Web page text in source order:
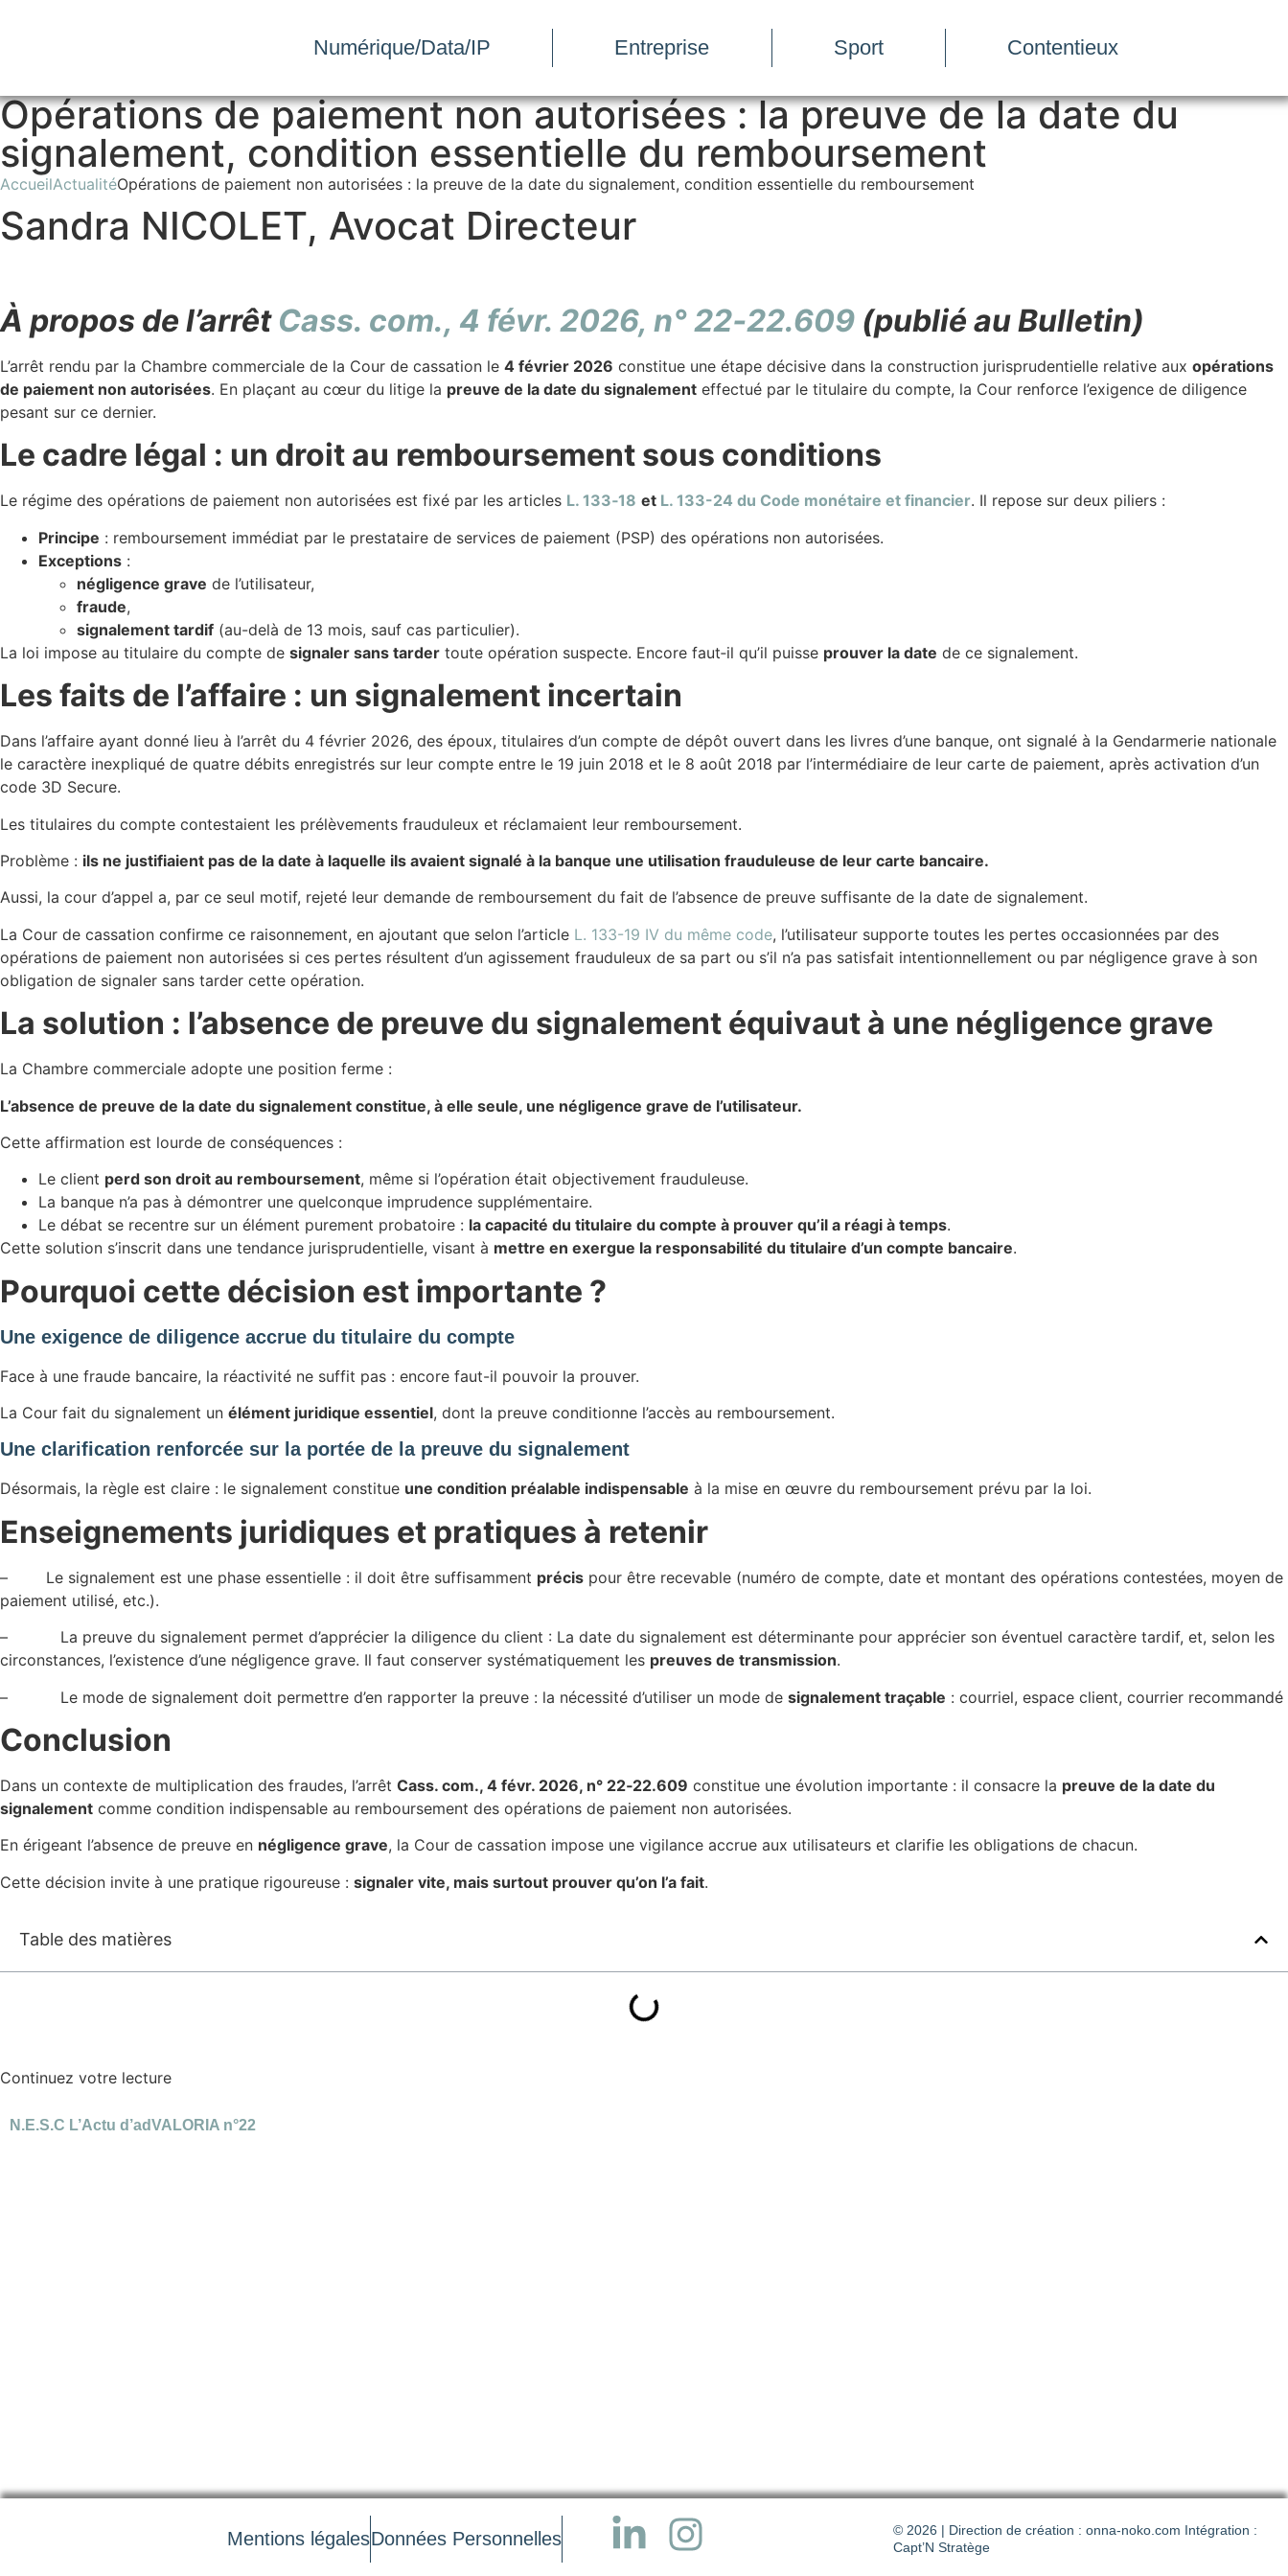
Numérique/Data/IP Entreprise Sport Contentieux
Opérations de paiement non autorisées : la preuve de la date du
signalement, condition essentielle du remboursement
AccueilActualitéOpérations de paiement non autorisées : la preuve de la date du signalement, condition essentielle du remboursement
Sandra NICOLET, Avocat Directeur
À propos de l’arrêt Cass. com., 4 févr. 2026, n° 22‑22.609 (publié au Bulletin)
L’arrêt rendu par la Chambre commerciale de la Cour de cassation le 4 février 2026 constitue une étape décisive dans la construction jurisprudentielle relative aux opérations
de paiement non autorisées. En plaçant au cœur du litige la preuve de la date du signalement effectué par le titulaire du compte, la Cour renforce l’exigence de diligence
pesant sur ce dernier.
Le cadre légal : un droit au remboursement sous conditions
Le régime des opérations de paiement non autorisées est fixé par les articles L. 133‑18 et L. 133-24 du Code monétaire et financier. Il repose sur deux piliers :
Principe : remboursement immédiat par le prestataire de services de paiement (PSP) des opérations non autorisées.
Exceptions :
négligence grave de l’utilisateur,
fraude,
signalement tardif (au-delà de 13 mois, sauf cas particulier).
La loi impose au titulaire du compte de signaler sans tarder toute opération suspecte. Encore faut‑il qu’il puisse prouver la date de ce signalement.
Les faits de l’affaire : un signalement incertain
Dans l’affaire ayant donné lieu à l’arrêt du 4 février 2026, des époux, titulaires d’un compte de dépôt ouvert dans les livres d’une banque, ont signalé à la Gendarmerie nationale
le caractère inexpliqué de quatre débits enregistrés sur leur compte entre le 19 juin 2018 et le 8 août 2018 par l’intermédiaire de leur carte de paiement, après activation d’un
code 3D Secure.
Les titulaires du compte contestaient les prélèvements frauduleux et réclamaient leur remboursement.
Problème : ils ne justifiaient pas de la date à laquelle ils avaient signalé à la banque une utilisation frauduleuse de leur carte bancaire.
Aussi, la cour d’appel a, par ce seul motif, rejeté leur demande de remboursement du fait de l’absence de preuve suffisante de la date de signalement.
La Cour de cassation confirme ce raisonnement, en ajoutant que selon l’article L. 133-19 IV du même code, l’utilisateur supporte toutes les pertes occasionnées par des
opérations de paiement non autorisées si ces pertes résultent d’un agissement frauduleux de sa part ou s’il n’a pas satisfait intentionnellement ou par négligence grave à son
obligation de signaler sans tarder cette opération.
La solution : l’absence de preuve du signalement équivaut à une négligence grave
La Chambre commerciale adopte une position ferme :
L’absence de preuve de la date du signalement constitue, à elle seule, une négligence grave de l’utilisateur.
Cette affirmation est lourde de conséquences :
Le client perd son droit au remboursement, même si l’opération était objectivement frauduleuse.
La banque n’a pas à démontrer une quelconque imprudence supplémentaire.
Le débat se recentre sur un élément purement probatoire : la capacité du titulaire du compte à prouver qu’il a réagi à temps.
Cette solution s’inscrit dans une tendance jurisprudentielle, visant à mettre en exergue la responsabilité du titulaire d’un compte bancaire.
Pourquoi cette décision est importante ?
Une exigence de diligence accrue du titulaire du compte
Face à une fraude bancaire, la réactivité ne suffit pas : encore faut-il pouvoir la prouver.
La Cour fait du signalement un élément juridique essentiel, dont la preuve conditionne l’accès au remboursement.
Une clarification renforcée sur la portée de la preuve du signalement
Désormais, la règle est claire : le signalement constitue une condition préalable indispensable à la mise en œuvre du remboursement prévu par la loi.
Enseignements juridiques et pratiques à retenir
– Le signalement est une phase essentielle : il doit être suffisamment précis pour être recevable (numéro de compte, date et montant des opérations contestées, moyen de
paiement utilisé, etc.).
– La preuve du signalement permet d’apprécier la diligence du client : La date du signalement est déterminante pour apprécier son éventuel caractère tardif, et, selon les
circonstances, l’existence d’une négligence grave. Il faut conserver systématiquement les preuves de transmission.
– Le mode de signalement doit permettre d’en rapporter la preuve : la nécessité d’utiliser un mode de signalement traçable : courriel, espace client, courrier recommandé
Conclusion
Dans un contexte de multiplication des fraudes, l’arrêt Cass. com., 4 févr. 2026, n° 22‑22.609 constitue une évolution importante : il consacre la preuve de la date du
signalement comme condition indispensable au remboursement des opérations de paiement non autorisées.
En érigeant l’absence de preuve en négligence grave, la Cour de cassation impose une vigilance accrue aux utilisateurs et clarifie les obligations de chacun.
Cette décision invite à une pratique rigoureuse : signaler vite, mais surtout prouver qu’on l’a fait.
Table des matières
Continuez votre lecture
N.E.S.C L’Actu d’adVALORIA n°22
Mentions légalesDonnées Personnelles © 2026 | Direction de création : onna-noko.com Intégration :
Capt’N Stratège